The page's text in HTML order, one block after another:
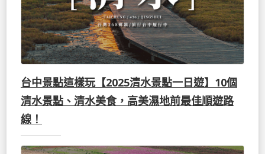
台中景點這樣玩【2025清水景點一日遊】10個
清水景點、清水美食，高美濕地前最佳順遊路
線！